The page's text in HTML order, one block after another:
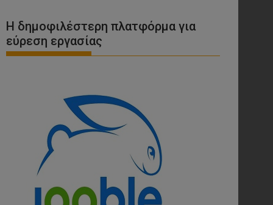
Η δημοφιλέστερη πλατφόρμα για
εύρεση εργασίας